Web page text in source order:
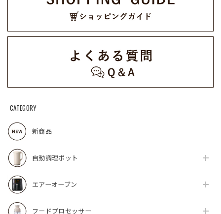
CATEGORY
新商品
自動調理ポット
エアーオーブン
フードプロセッサー